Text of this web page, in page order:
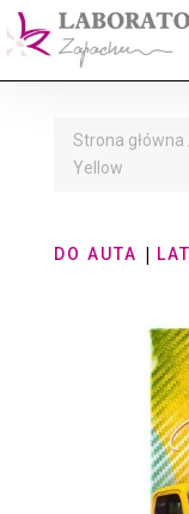
Strona główna
Yellow
DO AUTA |